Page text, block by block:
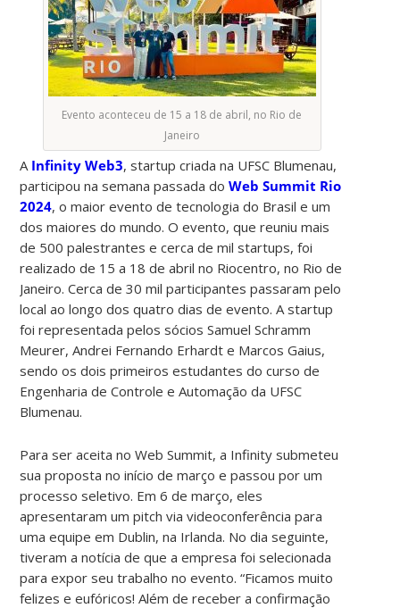
Evento aconteceu de 15 a 18 de abril, no Rio de
Janeiro
A Infinity Web3, startup criada na UFSC Blumenau,
participou na semana passada doWeb Summit Rio
2024, o maior evento de tecnologia do Brasil e um
dos maiores do mundo. O evento, que reuniu mais
de 500 palestrantes e cerca de mil startups, foi
realizado de 15 a 18 de abril no Riocentro, no Rio de
Janeiro. Cerca de 30 mil participantes passaram pelo
local ao longo dos quatro dias de evento. A startup
foi representada pelos sócios Samuel Schramm
Meurer, Andrei Fernando Erhardt e Marcos Gaius,
sendo os dois primeiros estudantes do curso de
Engenharia de Controle e Automação da UFSC
Blumenau.
Para ser aceita no Web Summit, a Infinity submeteu
sua proposta no início de março e passou por um
processo seletivo. Em 6 de março, eles
apresentaram um pitch via videoconferência para
uma equipe em Dublin, na Irlanda. No dia seguinte,
tiveram a notícia de que a empresa foi selecionada
para expor seu trabalho no evento. “Ficamos muito
felizes e eufóricos! Além de receber a confirmação